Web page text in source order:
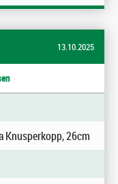
13.10.2025
Knusperkopp, 26cm